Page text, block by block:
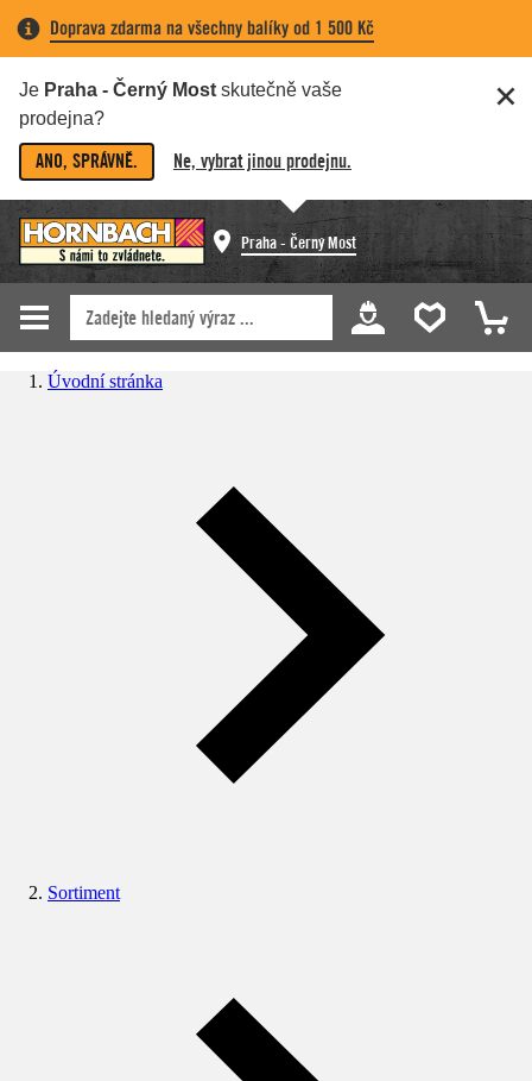
Doprava zdarma na všechny balíky od 1 500 Kč
Je Praha - Černý Most skutečně vaše
prodejna?
ANO, SPRÁVNĚ. Ne, vybrat jinou prodejnu.
Praha - Černý Most
Úvodní stránka
Sortiment